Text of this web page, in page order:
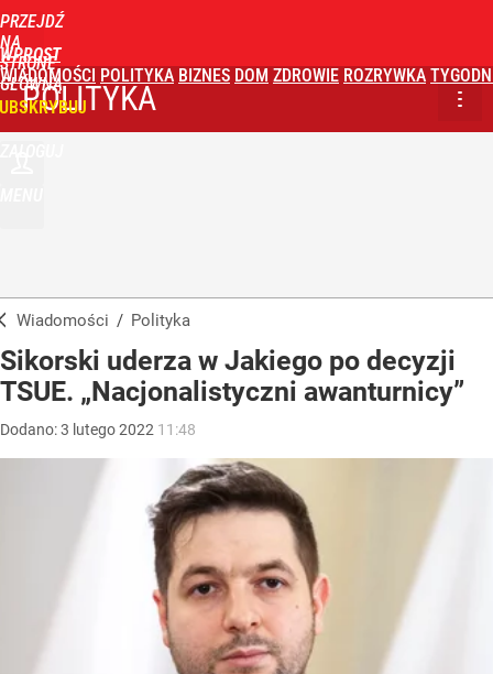
PRZEJDŹ
NA
STRONĘ
GŁÓWNĄ
WPROST
WIADOMOŚCI POLITYKA BIZNES DOM ZDROWIE ROZRYWKA
POLITYKA
Wiadomości / Polityka
Sikorski uderza w Jakiego po decyzji
TSUE. „Nacjonalistyczni awanturnicy”
Dodano:3 lutego2022 11:48